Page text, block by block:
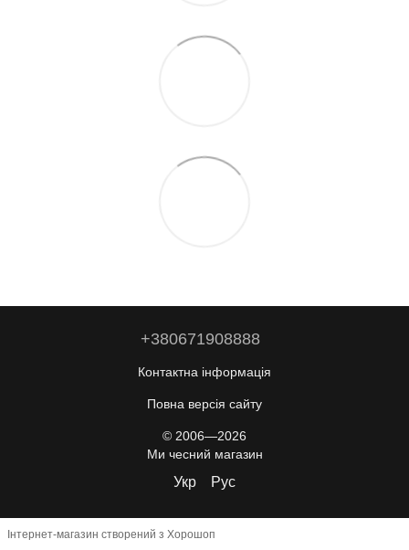
+380671908888
Контактна інформація
Повна версія сайту
© 2006—2026
Ми чесний магазин
Укр Рус
Інтернет-магазин створений з Хорошоп